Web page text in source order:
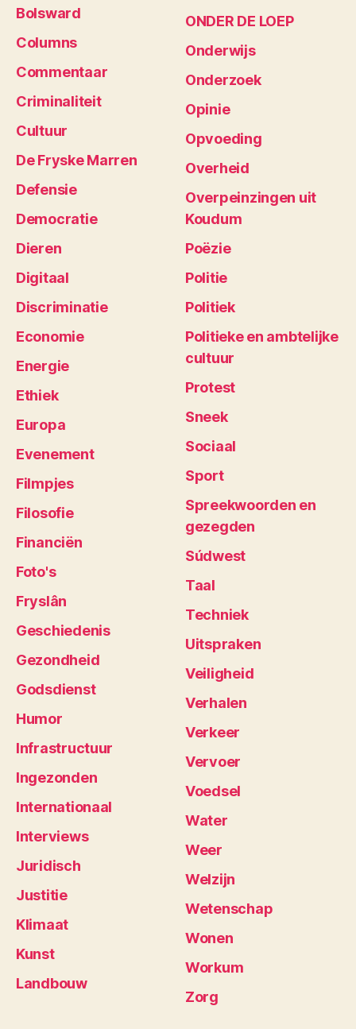
Bolsward
Columns
Commentaar
Criminaliteit
Cultuur
De Fryske Marren
Defensie
Democratie
Dieren
Digitaal
Discriminatie
Economie
Energie
Ethiek
Europa
Evenement
Filmpjes
Filosofie
Financiën
Foto's
Fryslân
Geschiedenis
Gezondheid
Godsdienst
Humor
Infrastructuur
Ingezonden
Internationaal
Interviews
Juridisch
Justitie
Klimaat
Kunst
Landbouw
ONDER DE LOEP
Onderwijs
Onderzoek
Opinie
Opvoeding
Overheid
Overpeinzingen uit
Koudum
Poëzie
Politie
Politiek
Politieke en ambtelijke
cultuur
Protest
Sneek
Sociaal
Sport
Spreekwoorden en
gezegden
Súdwest
Taal
Techniek
Uitspraken
Veiligheid
Verhalen
Verkeer
Vervoer
Voedsel
Water
Weer
Welzijn
Wetenschap
Wonen
Workum
Zorg